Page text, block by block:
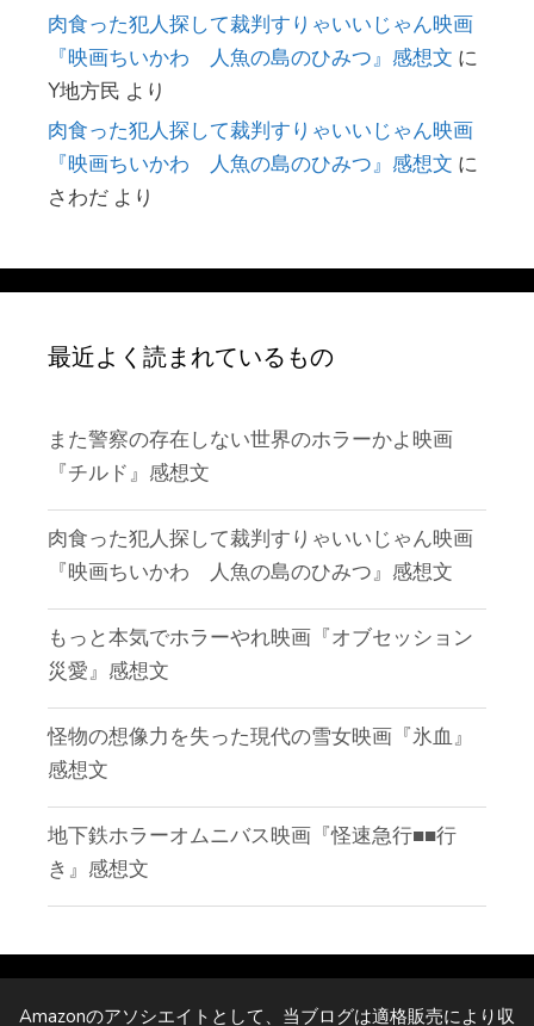
肉食った犯人探して裁判すりゃいいじゃん映画
『映画ちいかわ 人魚の島のひみつ』感想文 に
Y地方民 より
肉食った犯人探して裁判すりゃいいじゃん映画
『映画ちいかわ 人魚の島のひみつ』感想文 に
さわだ より
最近よく読まれているもの
また警察の存在しない世界のホラーかよ映画
『チルド』感想文
肉食った犯人探して裁判すりゃいいじゃん映画
『映画ちいかわ 人魚の島のひみつ』感想文
もっと本気でホラーやれ映画『オブセッション
災愛』感想文
怪物の想像力を失った現代の雪女映画『氷血』
感想文
地下鉄ホラーオムニバス映画『怪速急行■■行
き』感想文
Amazonのアソシエイトとして、当ブログは適格販売により収